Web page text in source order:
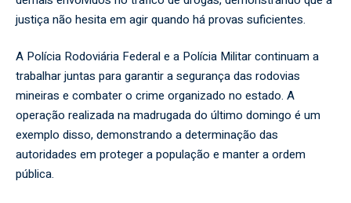
justiça não hesita em agir quando há provas suficientes.
A Polícia Rodoviária Federal e a Polícia Militar continuam a
trabalhar juntas para garantir a segurança das rodovias
mineiras e combater o crime organizado no estado. A
operação realizada na madrugada do último domingo é um
exemplo disso, demonstrando a determinação das
autoridades em proteger a população e manter a ordem
pública.